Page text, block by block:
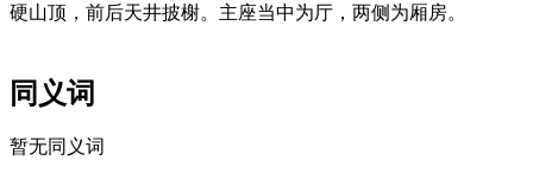
硬山顶，前后天井披榭。主座当中为厅，两侧为厢房。
同义词
暂无同义词